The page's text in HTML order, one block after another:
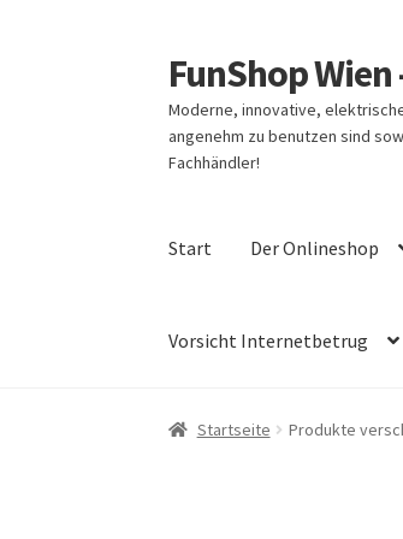
Zur
Navigation
springen
Zum
Inhalt
springen
FunShop
Moderne, innovative,
angenehm zu benutzen sind
Fachhändler!
Start Der Onlineshop
Vorsicht Internetbetrug
Startseite Produkte